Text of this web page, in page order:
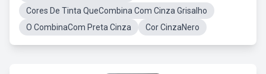
Cores De Tinta QueCombina Com Cinza Grisalho
O CombinaCom Preta Cinza
Cor CinzaNero